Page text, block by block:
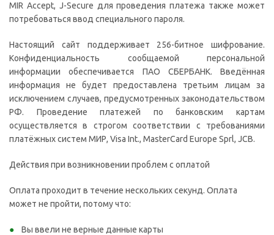
MIR Accept, J-Secure для проведения платежа также может
потребоваться ввод специального пароля.
Настоящий сайт поддерживает 256-битное шифрование.
Конфиденциальность сообщаемой персональной
информации обеспечивается ПАО СБЕРБАНК. Введённая
информация не будет предоставлена третьим лицам за
исключением случаев, предусмотренных законодательством
РФ. Проведение платежей по банковским картам
осуществляется в строгом соответствии с требованиями
платёжных систем МИР, Visa Int., MasterCard Europe Sprl, JCB.
Действия при возникновении проблем с оплатой
Оплата проходит в течение нескольких секунд. Оплата
может не пройти, потому что:
Вы ввели не верные данные карты